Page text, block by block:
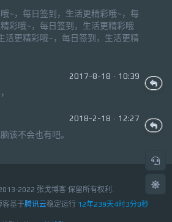
~，每日签到，生活更精彩哦~，每
彩哦~，每日签到，生活更精彩哦
活更精彩哦~，每日签到，生活更精
2017-8-18 · 10:39
2018-2-18 · 12:27
该不会也有吧。
2022 张戈博客 保留所有权利.
客基于腾讯云稳定运行 12年239天4时3分1秒